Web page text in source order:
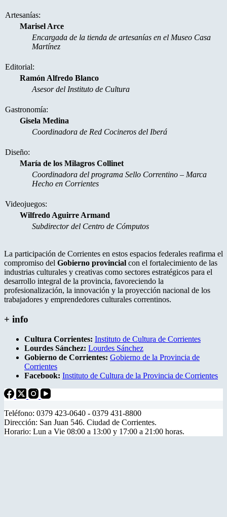
Artesanías:
Marisel Arce
Encargada de la tienda de artesanías en el Museo Casa
Martínez
Editorial:
Ramón Alfredo Blanco
Asesor del Instituto de Cultura
Gastronomía:
Gisela Medina
Coordinadora de Red Cocineros del Iberá
Diseño:
María de los Milagros Collinet
Coordinadora del programa Sello Correntino – Marca
Hecho en Corrientes
Videojuegos:
Wilfredo Aguirre Armand
Subdirector del Centro de Cómputos
La participación de Corrientes en estos espacios federales reafirma el
compromiso del Gobierno provincial con el fortalecimiento de las
industrias culturales y creativas como sectores estratégicos para el
desarrollo integral de la provincia, favoreciendo la
profesionalización, la innovación y la proyección nacional de los
trabajadores y emprendedores culturales correntinos.
+ info
Cultura Corrientes: Instituto de Cultura de Corrientes
Lourdes Sánchez: Lourdes Sánchez
Gobierno de Corrientes: Gobierno de la Provincia de
Corrientes
Facebook: Instituto de Cultura de la Provincia de Corrientes
Teléfono: 0379 423-0640 - 0379 431-8800
Dirección: San Juan 546. Ciudad de Corrientes.
Horario: Lun a Vie 08:00 a 13:00 y 17:00 a 21:00 horas.